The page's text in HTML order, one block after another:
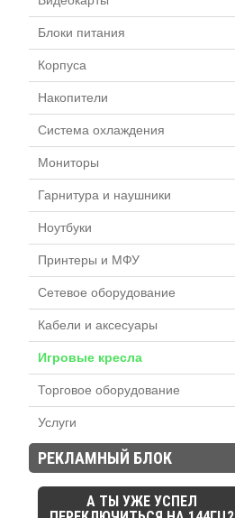
Блоки питания
Корпуса
Накопители
Система охлаждения
Мониторы
Гарнитура и наушники
Ноутбуки
Принтеры и МФУ
Сетевое оборудование
Кабели и аксесуары
Игровые кресла
Торговое оборудование
Услуги
РЕКЛАМНЫЙ БЛОК
А ТЫ УЖЕ УСПЕЛ